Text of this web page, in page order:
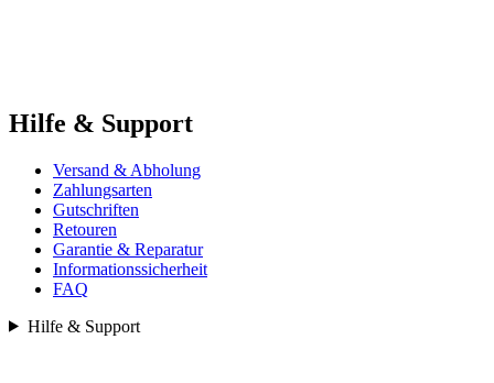
Hilfe & Support
Versand & Abholung
Zahlungsarten
Gutschriften
Retouren
Garantie & Reparatur
Informationssicherheit
FAQ
Hilfe & Support